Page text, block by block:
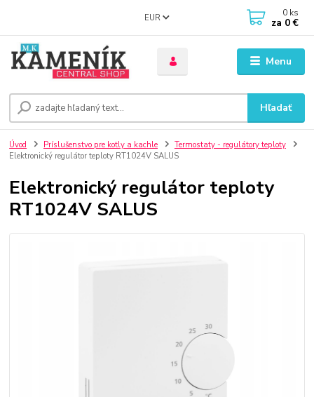
Menu
EUR
Hľadať
0 ks
za 0 €
Úvod Príslušenstvo pre kotly a kachle
Termostaty - regulátory teploty
Elektronický regulátor teploty RT1024V SALUS
Elektronický regulátor teploty
RT1024V SALUS